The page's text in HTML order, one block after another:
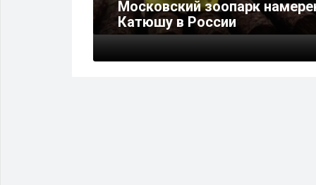
Московский зоопарк
Катюшу в России